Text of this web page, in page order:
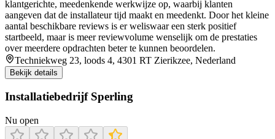
klantgerichte, meedenkende werkwijze op, waarbij klanten
aangeven dat de installateur tijd maakt en meedenkt. Door het kleine
aantal beschikbare reviews is er weliswaar een sterk positief
startbeeld, maar is meer reviewvolume wenselijk om de prestaties
over meerdere opdrachten beter te kunnen beoordelen.
Techniekweg 23, loods 4, 4301 RT Zierikzee, Nederland
Bekijk details
Installatiebedrijf Sperling
Nu open